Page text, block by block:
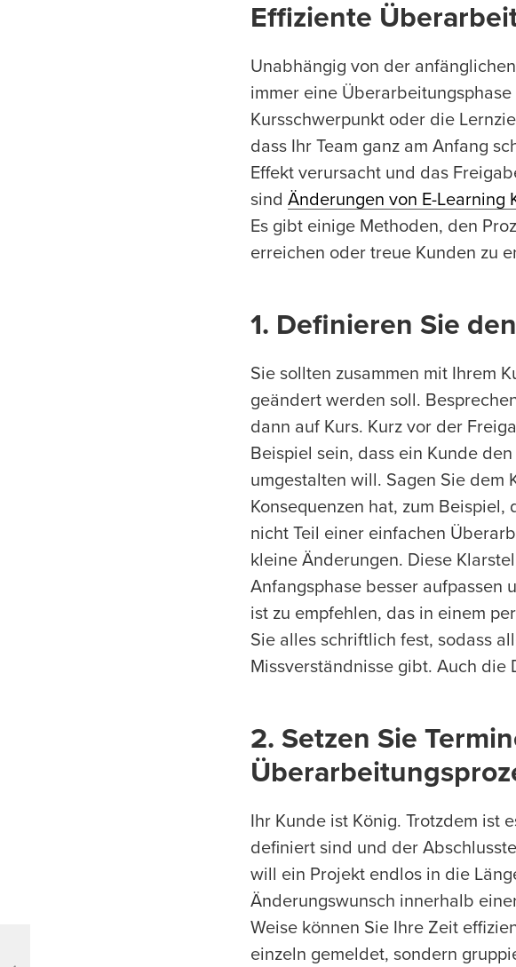
Effiziente
Unabhängig von der
immer eine
Kursschwerpunkt oder die
dass Ihr Team ganz am Anfang
Effekt verursacht und das
sind Änderungen von E-Learning
Es gibt einige Methoden, den
erreichen oder treue Kunden zu
1. Definieren Sie
Sie sollten zusammen mit Ihrem
geändert werden soll.
dann auf Kurs. Kurz vor der
Beispiel sein, dass ein Kunde
umgestalten will. Sagen Sie dem
Konsequenzen hat, zum
nicht Teil einer einfachen
kleine Änderungen. Diese
Anfangsphase besser aufpassen
ist zu empfehlen, das in einem
Sie alles schriftlich fest, sodass
Missverständnisse gibt. Auch
2. Setzen Sie
Ihr Kunde ist König. Trotzdem ist
definiert sind und der
will ein Projekt endlos in die
Änderungswunsch innerhalb
Weise können Sie Ihre Zeit
einzeln gemeldet, sondern